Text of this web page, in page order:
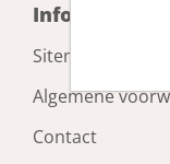
Informatie
Sitemap
Algemene
Contact